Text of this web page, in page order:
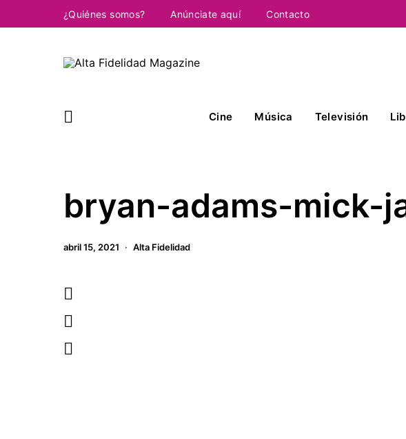
¿Quiénes somos? Anúnciate aquí Contacto
Cine Música Televisión
bryan-adams-mick-
abril 15, 2021 Alta Fidelidad